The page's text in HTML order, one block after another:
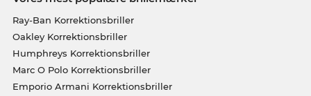
Ray-Ban Korrektionsbriller
Oakley Korrektionsbriller
Humphreys Korrektionsbriller
Marc O Polo Korrektionsbriller
Emporio Armani Korrektionsbriller